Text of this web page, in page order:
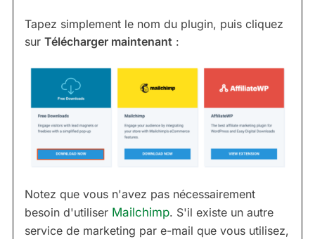
Tapez simplement le nom du plugin, puis cliquez
sur Télécharger maintenant :
Notez que vous n'avez pas nécessairement
besoin d'utiliser Mailchimp. S'il existe un autre
service de marketing par e-mail que vous utilisez,